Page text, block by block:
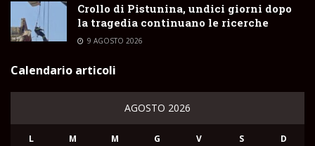
Crollo di Pistunina, undici giorni dopo
la tragedia continuano le ricerche
9 AGOSTO 2026
Calendario articoli
AGOSTO 2026
L M M G V S D